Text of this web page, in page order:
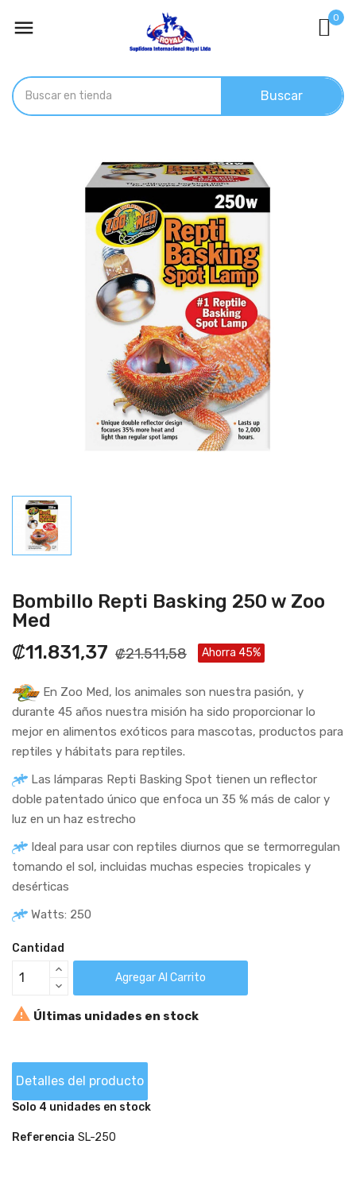
 0
Buscar
Bombillo Repti Basking 250 w Zoo
Med
₡11.831,37 ₡21.511,58 Ahorra 45%
En Zoo Med, los animales son nuestra pasión, y
durante 45 años nuestra misión ha sido proporcionar lo
mejor en alimentos exóticos para mascotas, productos para
reptiles y hábitats para reptiles.
Las lámparas Repti Basking Spot tienen un reflector
doble patentado único que enfoca un 35 % más de calor y
luz en un haz estrecho
Ideal para usar con reptiles diurnos que se termorregulan
tomando el sol, incluidas muchas especies tropicales y
desérticas
Watts: 250
Cantidad
Agregar Al Carrito
 Últimas unidades en stock
Detalles del producto
Solo 4 unidades en stock
Referencia SL-250